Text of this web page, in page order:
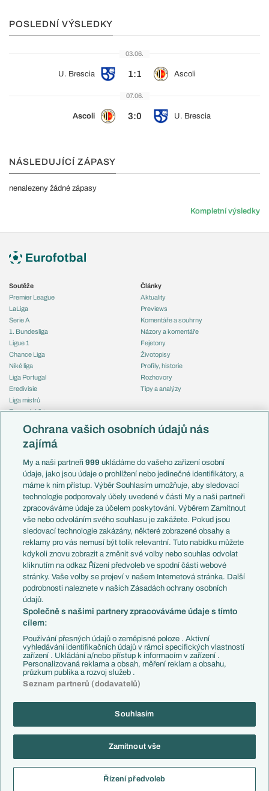
POSLEDNÍ VÝSLEDKY
03.06.
U. Brescia 1:1 Ascoli
07.06.
Ascoli 3:0 U. Brescia
NÁSLEDUJÍCÍ ZÁPASY
nenalezeny žádné zápasy
Kompletní výsledky
Soutěže
Premier League
LaLiga
Serie A
1. Bundesliga
Ligue 1
Chance Liga
Niké liga
Liga Portugal
Eredivisie
Liga mistrů
Evropská liga
Mistrovství světa
Liga národů
Témata
Představení týmů MS
EuroSkauting
PL v kostce
Evropské koeficienty
Přestupy
Přestupové spekulace
Zranění
Kluby
Arsenal FC
Chelsea FC
Manchester United
AC Milán
Juventus FC
Bayern Mnichov
FC Barcelona
Real Madrid
Články
Aktuality
Previews
Komentáře a souhrny
Názory a komentáře
Fejetony
Životopisy
Profily, historie
Rozhovory
Tipy a analýzy
Česko
Francie
Itálie
Německo
Španělsko
Argentina
Brazílie
Přestupy
Zápasy
Livescore
Tipovací soutěž
Copyright © 2001-2026 EuroFotbal.cz. Využíváme zpravodajství ČTK.
Informace o zpracování osobních údajů
Ochrana vašich osobních údajů nás
zajímá
My a naši partneři999 ukládáme do vašeho zařízení osobní
údaje, jako jsou údaje o prohlížení nebo jedinečné identifikátory, a
máme k nim přístup. Výběr Souhlasím umožňuje, aby sledovací
technologie podporovaly účely uvedené v části My a naši partneři
zpracováváme údaje za účelem poskytování. Výběrem Zamítnout
vše nebo odvoláním svého souhlasu je zakážete. Pokud jsou
sledovací technologie zakázány, některé zobrazené obsahy a
reklamy pro vás nemusí být tolik relevantní. Tuto nabídku můžete
kdykoli znovu zobrazit a změnit své volby nebo souhlas odvolat
kliknutím na odkaz Řízení předvoleb ve spodní části webové
stránky. Vaše volby se projeví v našem Internetová stránka. Další
podrobnosti naleznete v našich Zásadách ochrany osobních
údajů.
Společně s našimi partnery zpracováváme údaje s tímto
cílem:
Používání přesných údajů o zeměpisné poloze . Aktivní
vyhledávání identifikačních údajů v rámci specifických vlastností
zařízení . Ukládání a/nebo přístup k informacím v zařízení .
Personalizovaná reklama a obsah, měření reklam a obsahu,
průzkum publika a rozvoj služeb .
Seznam partnerů (dodavatelů)
Souhlasím
Zamítnout vše
Řízení předvoleb